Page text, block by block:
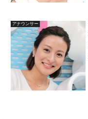
アナウンサー